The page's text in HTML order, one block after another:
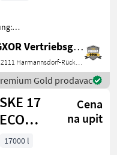
mit
Rahmen,
AGXOR Vertriebsgesellschaft Ost GmbH
2111 Harmannsdorf-Rückersdorf
Gold prodavac
17
Cena
na upit
17000 l